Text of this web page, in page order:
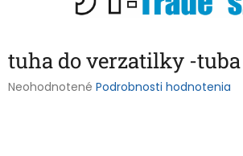
tuha do verzatilky -tuba
Priemerné
Neohodnotené Podrobnosti hodnotenia